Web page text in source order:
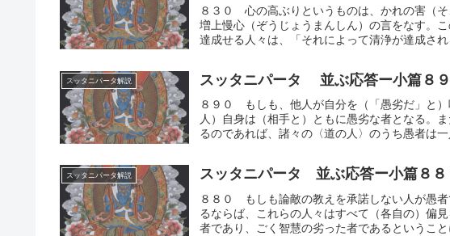
８３０ 心の高ぶりというものは、かれの害（
増上慢心（ぞうじょうまんしん）の言をなす。
達成せる人々は、「それによって清浄が達成され
スッタニパータ解説 スッタニパータ 並ぶ応答ー小篇８
８９０ もしも、他人が自分を（「愚劣だ」と
人）自身は（相手と）ともに愚劣な者となる。
るのであれば、諸々の〈道の人〉のうち愚者は一
スッタニパータ解説 スッタニパータ 並ぶ応答ー小篇８８
８８０ もしも論敵の教えを承諾しない人が愚
るならば、これらの人々はすべて（各自の）偏
者であり、ごく智慧の劣った者であるということ